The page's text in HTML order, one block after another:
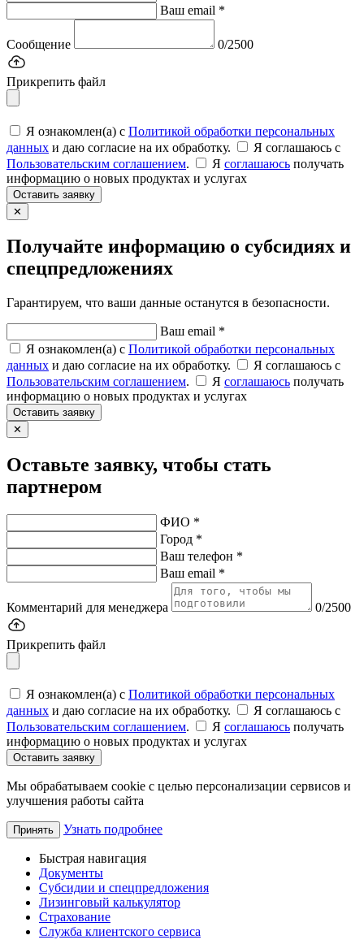
Ваш email *
Сообщение 0/2500
Прикрепить файл
Я ознакомлен(а) с Политикой обработки персональных
данных и даю согласие на их обработку.
Я соглашаюсь c
Пользовательским соглашением. Я соглашаюсь получать
информацию о новых продуктах и услугах
Оставить заявку
✕
Получайте информацию о субсидиях и
спецпредложениях
Гарантируем, что ваши данные останутся в безопасности.
Ваш email *
Я ознакомлен(а) с Политикой обработки персональных
данных и даю согласие на их обработку.
Я соглашаюсь c
Пользовательским соглашением. Я соглашаюсь получать
информацию о новых продуктах и услугах
Оставить заявку
✕
Оставьте заявку, чтобы стать
партнером
ФИО *
Город *
Ваш телефон *
Ваш email *
Комментарий для менеджера 0/2500
Прикрепить файл
Я ознакомлен(а) с Политикой обработки персональных
данных и даю согласие на их обработку.
Я соглашаюсь c
Пользовательским соглашением. Я соглашаюсь получать
информацию о новых продуктах и услугах
Оставить заявку
Мы обрабатываем cookie с целью персонализации сервисов и
улучшения работы сайта
Принять Узнать подробнее
Быстрая навигация
Документы
Субсидии и спецпредложения
Лизинговый калькулятор
Страхование
Служба клиентского сервиса